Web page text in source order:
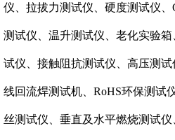
仪、拉拔力测试仪、硬度测试仪
测试仪、温升测试仪、老化实验
试仪、接触阻抗测试仪、高压测
线回流焊测试机、RoHS环保测试
丝测试仪、垂直及水平燃烧测试